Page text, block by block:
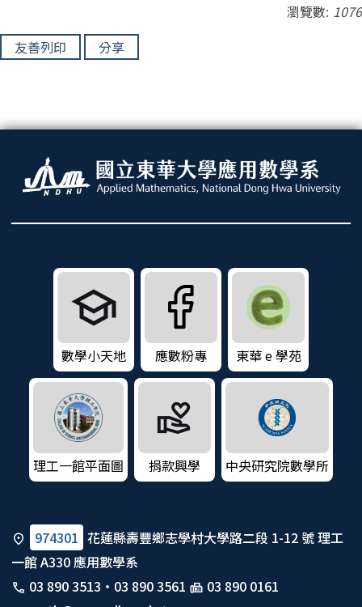
瀏覽數: 1076
友善列印
分享
數學小天地 應數粉專 東華 e 學苑
理工一館平面圖 捐款興學 中央研究院數學所
974301 花蓮縣壽豐鄉志學村大學路二段 1-12 號 理工
一館 A330 應用數學系
03 890 3513 ・ 03 890 3561
03 890 0161